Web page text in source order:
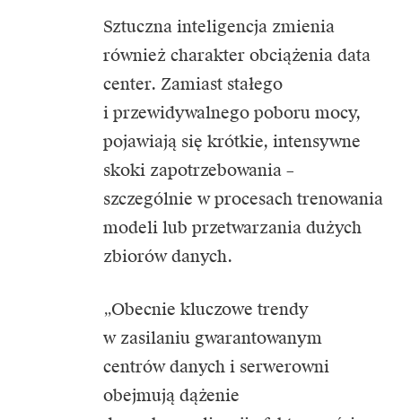
Sztuczna inteligencja zmienia
również charakter obciążenia data
center. Zamiast stałego
i przewidywalnego poboru mocy,
pojawiają się krótkie, intensywne
skoki zapotrzebowania –
szczególnie w procesach trenowania
modeli lub przetwarzania dużych
zbiorów danych.
„Obecnie kluczowe trendy
w zasilaniu gwarantowanym
centrów danych i serwerowni
obejmują dążenie